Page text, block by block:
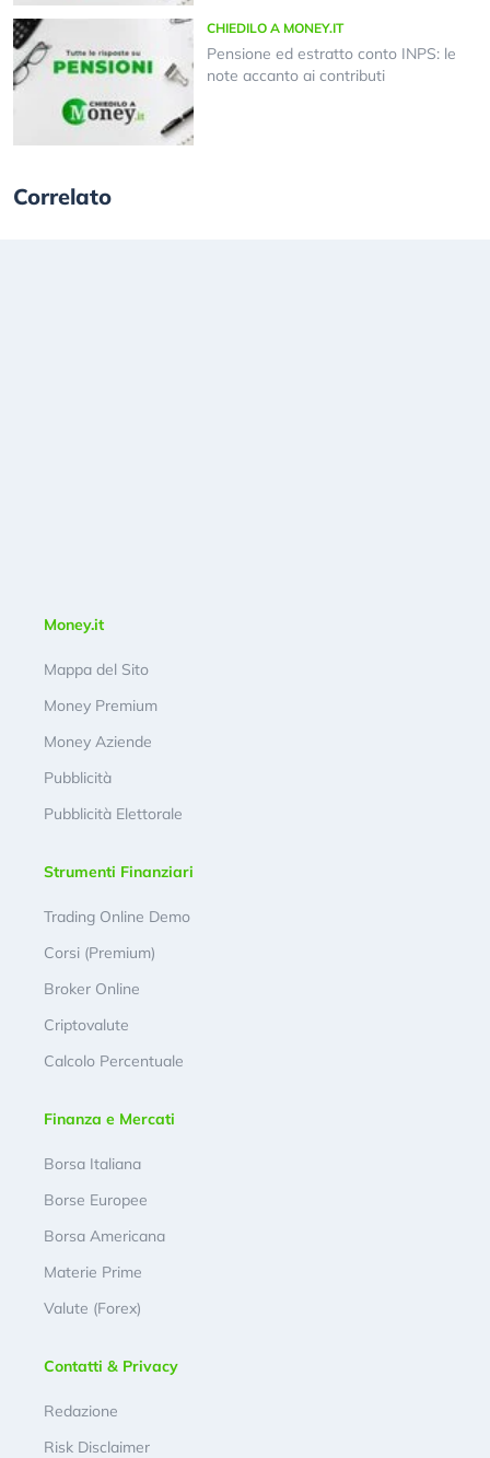
CHIEDILO A MONEY.IT
Pensione ed estratto conto INPS: le
note accanto ai contributi
Correlato
Money.it
Mappa del Sito
Money Premium
Money Aziende
Pubblicità
Pubblicità Elettorale
Strumenti Finanziari
Trading Online Demo
Corsi (Premium)
Broker Online
Criptovalute
Calcolo Percentuale
Finanza e Mercati
Borsa Italiana
Borse Europee
Borsa Americana
Materie Prime
Valute (Forex)
Contatti & Privacy
Redazione
Risk Disclaimer